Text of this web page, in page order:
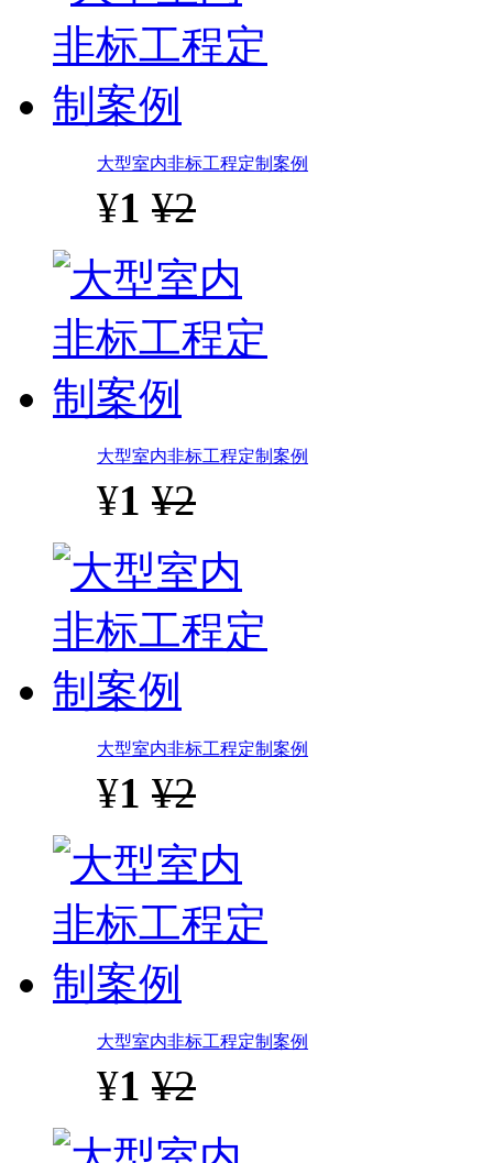
大型室内非标工程定制案例
¥1 ¥2
大型室内非标工程定制案例
¥1 ¥2
大型室内非标工程定制案例
¥1 ¥2
大型室内非标工程定制案例
¥1 ¥2